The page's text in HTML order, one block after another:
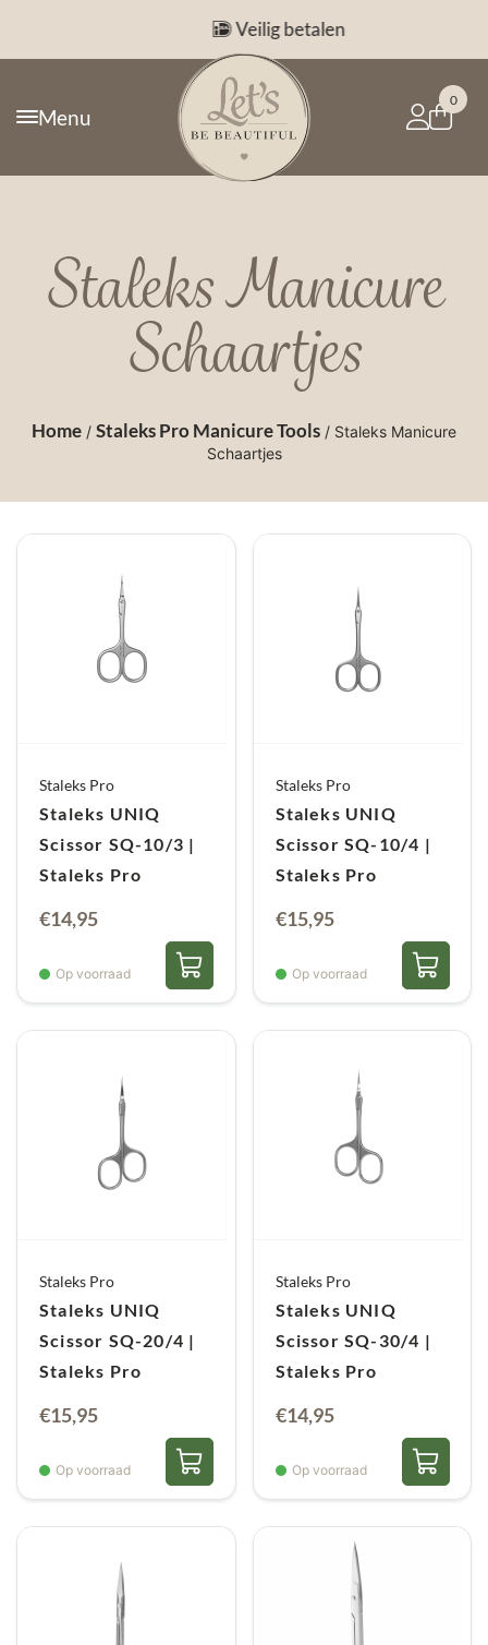
Veilig betalen
Menu
0
Staleks Manicure
Schaartjes
Home / Staleks Pro Manicure Tools / Staleks Manicure
Schaartjes
Staleks Pro
Staleks UNIQ
Scissor SQ-10/3 |
Staleks Pro
€14,95
Op voorraad
Staleks Pro
Staleks UNIQ
Scissor SQ-10/4 |
Staleks Pro
€15,95
Op voorraad
Staleks Pro
Staleks UNIQ
Scissor SQ-20/4 |
Staleks Pro
€15,95
Op voorraad
Staleks Pro
Staleks UNIQ
Scissor SQ-30/4 |
Staleks Pro
€14,95
Op voorraad